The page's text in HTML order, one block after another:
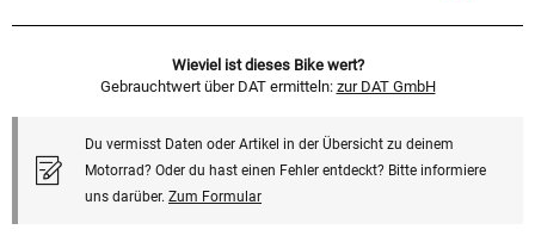
Wieviel ist dieses Bike wert?
Gebrauchtwert über DAT ermitteln: zur DAT GmbH
Du vermisst Daten oder Artikel in der Übersicht zu deinem
Motorrad? Oder du hast einen Fehler entdeckt? Bitte informiere
uns darüber. Zum Formular